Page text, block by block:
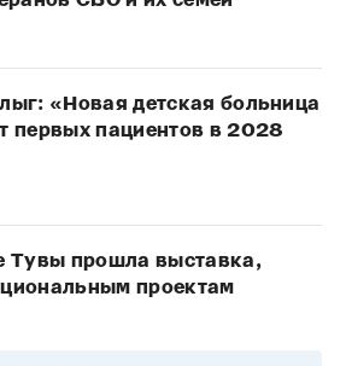
«Новая детская больница
первых пациентов в 2028
Тувы прошла выставка,
проектам